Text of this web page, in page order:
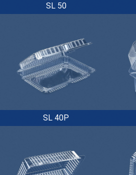
SL 50
SL 40P